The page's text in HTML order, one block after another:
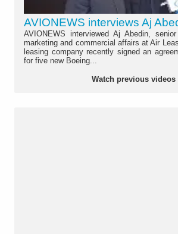
AVIONEWS interviews Aj
AVIONEWS interviewed Aj Abedin,
marketing and commercial affairs at Air
leasing company recently signed an
for five new Boeing...
Watch previous videos